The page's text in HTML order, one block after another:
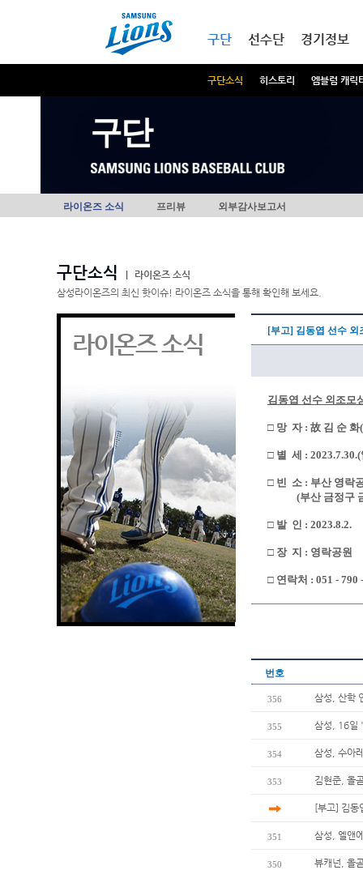
구단
구단소식 히스토리 엠블럼 캐릭
선수단 경기정보
구단
라이온즈 소식 프리뷰 외부감사보고서
구단소식
라이온즈 소식
삼성라이온즈의 최신 핫이슈! 라이온즈 소식을 통해 확인해 보세요.
라이온즈 소식 [부고] 김동엽 선수 외
김동엽 선수 외조모
□ 망 자 : 故 김 순 화
□ 별 세 : 2023.7.30.(
□ 빈 소 : 부산 영락
(부산 금정구 금
□ 발 인 : 2023.8.2.
□ 장 지 : 영락공원
□ 연락처 : 051 - 790
번호
356 삼성, 산학
355 삼성, 16일
354 삼성, 수아
353 김현준, 올
[부고] 김동
351 삼성, 엘앤
350 뷰캐넌, 올